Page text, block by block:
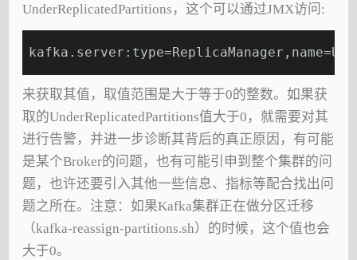
UnderReplicatedPartitions，这个可以通过JMX访问:
来获取其值，取值范围是大于等于0的整数。如果获
取的UnderReplicatedPartitions值大于0，就需要对其
进行告警，并进一步诊断其背后的真正原因，有可能
是某个Broker的问题，也有可能引申到整个集群的问
题，也许还要引入其他一些信息、指标等配合找出问
题之所在。注意：如果Kafka集群正在做分区迁移
（kafka-reassign-partitions.sh）的时候，这个值也会
大于0。